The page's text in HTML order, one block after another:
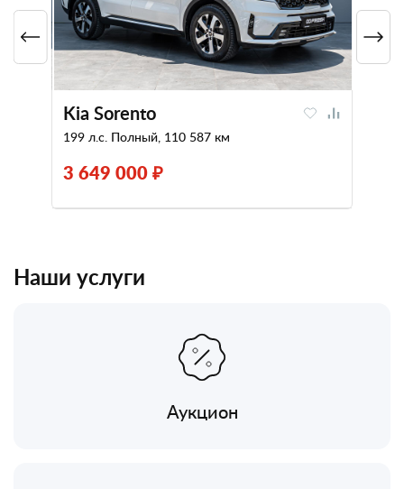
Kia Sorento
199 л.с. Полный, 110 587 км
3 649 000 ₽
Наши услуги
Аукцион